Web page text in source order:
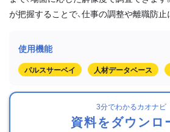
が把握することで、仕事の調整や離職防止
パルスサーベイ 人材データベース
3分でわかるカオナビ
資料をダウンロ